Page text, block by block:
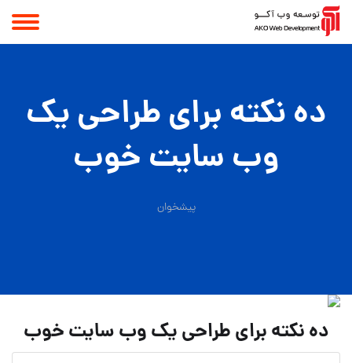
ده نکته براي طراحي يك
وب سايت خوب
پیشخوان
ده نکته براي طراحي يك وب سايت خوب